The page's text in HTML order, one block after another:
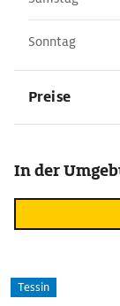
Sonntag
Preise
In der
Tessin